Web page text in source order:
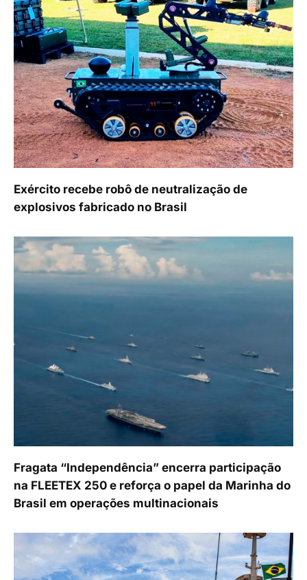
Exército recebe robô de neutralização de
explosivos fabricado no Brasil
Fragata “Independência” encerra participação
na FLEETEX 250 e reforça o papel da Marinha do
Brasil em operações multinacionais